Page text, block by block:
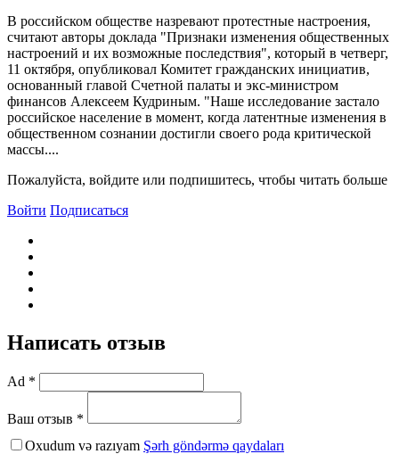
B российском обществе назревают протестные настроения,
считают авторы доклада "Признаки изменения общественных
настроений и их возможные последствия", который в четверг,
11 октября, опубликовал Комитет гражданских инициатив,
основанный главой Счетной палаты и экс-министром
финансов Алексеем Кудриным. "Наше исследование застало
российское население в момент, когда латентные изменения в
общественном сознании достигли своего рода критической
массы....
Пожалуйста, войдите или подпишитесь, чтобы читать больше
Войти Подписаться
Написать отзыв
Ad *
Ваш отзыв *
Oxudum və razıyam Şərh göndərmə qaydaları